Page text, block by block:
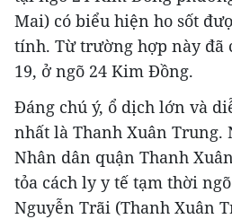
Mai) có biểu hiện ho sốt
tính. Từ trường hợp này đã
19, ở ngõ 24 Kim Đồng.
Đáng chú ý, ổ dịch lớn và
nhất là Thanh Xuân Trung.
Nhân dân quận Thanh
tỏa cách ly y tế tạm thời
Nguyễn Trãi (Thanh Xuân